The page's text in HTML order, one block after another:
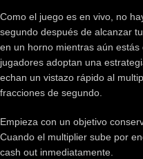
Como el juego es en vivo, no
segundo después de alcanzar
en un horno mientras aún
jugadores adoptan una
echan un vistazo rápido al
fracciones de segundo.
Empieza con un objetivo
Cuando el multiplier sube por
cash out inmediatamente.